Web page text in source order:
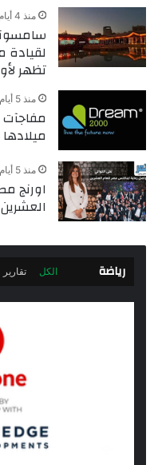
منذ 4 أيام
تظهر
منذ 5 أيام
منذ 5 أيام
اورنج
رياضة الكل تقارير